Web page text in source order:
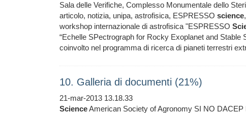
Sala delle Verifiche, Complesso Monumentale dello
articolo, notizia, unipa, astrofisica, ESPRESSO science
workshop internazionale di astrofisica "ESPRESSO
“Echelle SPectrograph for Rocky Exoplanet and
coinvolto nel programma di ricerca di pianeti terrestri
10. Galleria di documenti (21%)
21-mar-2013 13.18.33
ScienceAmerican Society of Agronomy SI NO DACEP